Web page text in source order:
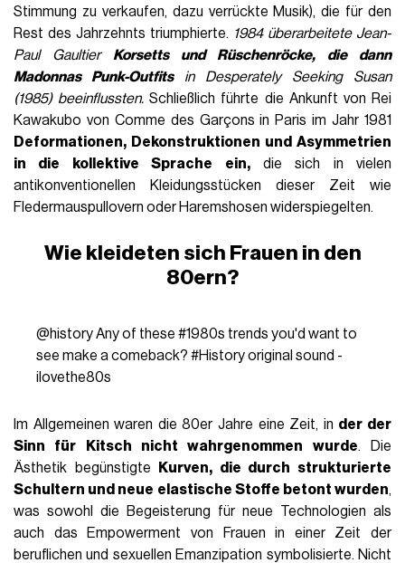
Stimmung zu verkaufen, dazu verrückte Musik), die für den
Rest des Jahrzehnts triumphierte. 1984 überarbeitete Jean-
Paul Gaultier Korsetts und Rüschenröcke, die dann
Madonnas Punk-Outfitsin Desperately Seeking Susan
(1985) beeinflussten. Schließlich führte die Ankunft von Rei
Kawakubo von Comme des Garçons in Paris im Jahr 1981
Deformationen, Dekonstruktionen und Asymmetrien
in die kollektive Sprache ein,die sich in vielen
antikonventionellen Kleidungsstücken dieser Zeit wie
Fledermauspullovern oder Haremshosen widerspiegelten.
Wie kleideten sich Frauen in den
80ern?
@historyAny of these #1980s trends you'd want to
see make a comeback? #Historyoriginal sound -
ilovethe80s
Im Allgemeinen waren die 80er Jahre eine Zeit, in der der
Sinn für Kitsch nicht wahrgenommen wurde. Die
Ästhetik begünstigte
Kurven, die durch strukturierte
Schultern und neue elastische Stoffe betont wurden,
was sowohl die Begeisterung für neue Technologien als
auch das Empowerment von Frauen in einer Zeit der
beruflichen und sexuellen Emanzipation symbolisierte. Nicht